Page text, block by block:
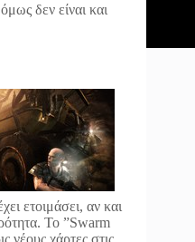
δεν είναι και
ετοιμάσει, αν και
Το ”Swarm
νέους χάρτες στις